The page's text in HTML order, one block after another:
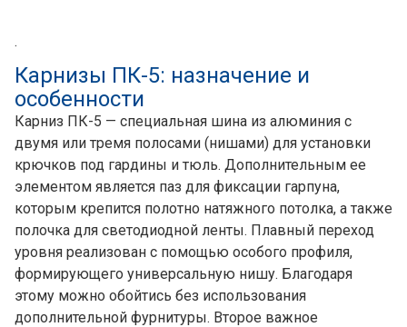
.
Карнизы ПК-5: назначение и
особенности
Карниз ПК-5 — специальная шина из алюминия с
двумя или тремя полосами (нишами) для установки
крючков под гардины и тюль. Дополнительным ее
элементом является паз для фиксации гарпуна,
которым крепится полотно натяжного потолка, а также
полочка для светодиодной ленты. Плавный переход
уровня реализован с помощью особого профиля,
формирующего универсальную нишу. Благодаря
этому можно обойтись без использования
дополнительной фурнитуры. Второе важное